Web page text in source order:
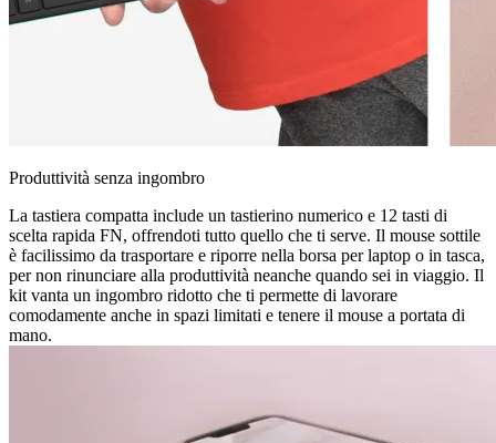
Produttività senza ingombro
La tastiera compatta include un tastierino numerico e 12 tasti di
scelta rapida FN, offrendoti tutto quello che ti serve. Il mouse sottile
è facilissimo da trasportare e riporre nella borsa per laptop o in tasca,
per non rinunciare alla produttività neanche quando sei in viaggio. Il
kit vanta un ingombro ridotto che ti permette di lavorare
comodamente anche in spazi limitati e tenere il mouse a portata di
mano.